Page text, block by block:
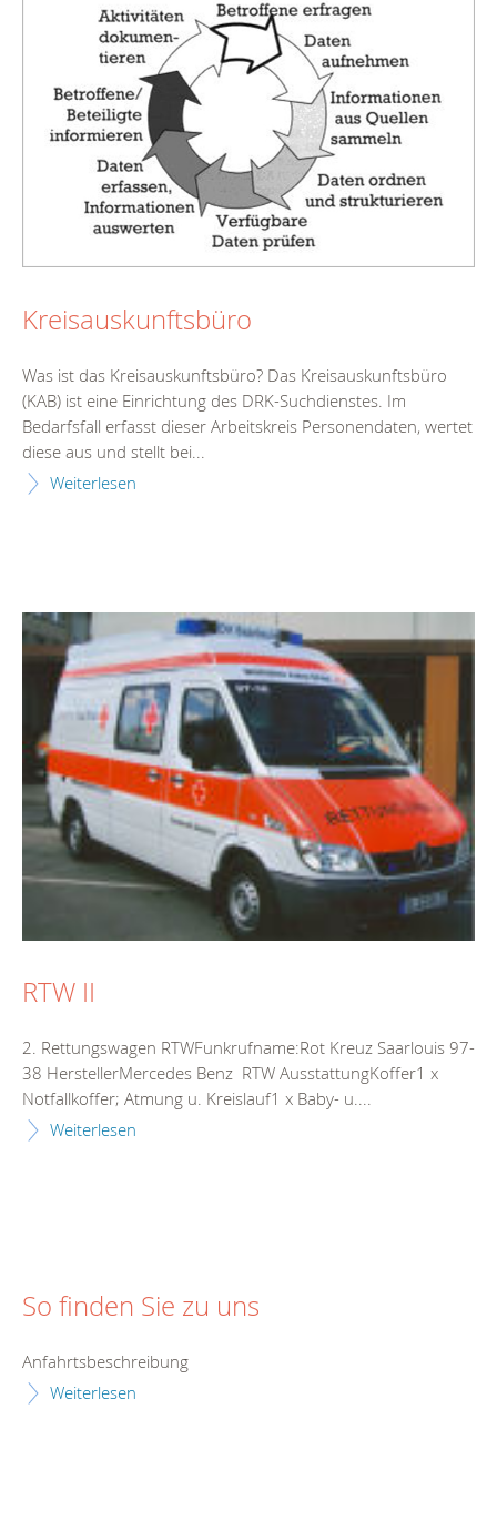
Kreisauskunftsbüro
Was ist das Kreisauskunftsbüro? Das Kreisauskunftsbüro
(KAB) ist eine Einrichtung des DRK-Suchdienstes. Im
Bedarfsfall erfasst dieser Arbeitskreis Personendaten, wertet
diese aus und stellt bei...
Weiterlesen
RTW II
2. Rettungswagen RTWFunkrufname:Rot Kreuz Saarlouis 97-
38 HerstellerMercedes Benz RTW AusstattungKoffer1 x
Notfallkoffer; Atmung u. Kreislauf1 x Baby- u....
Weiterlesen
So finden Sie zu uns
Anfahrtsbeschreibung
Weiterlesen